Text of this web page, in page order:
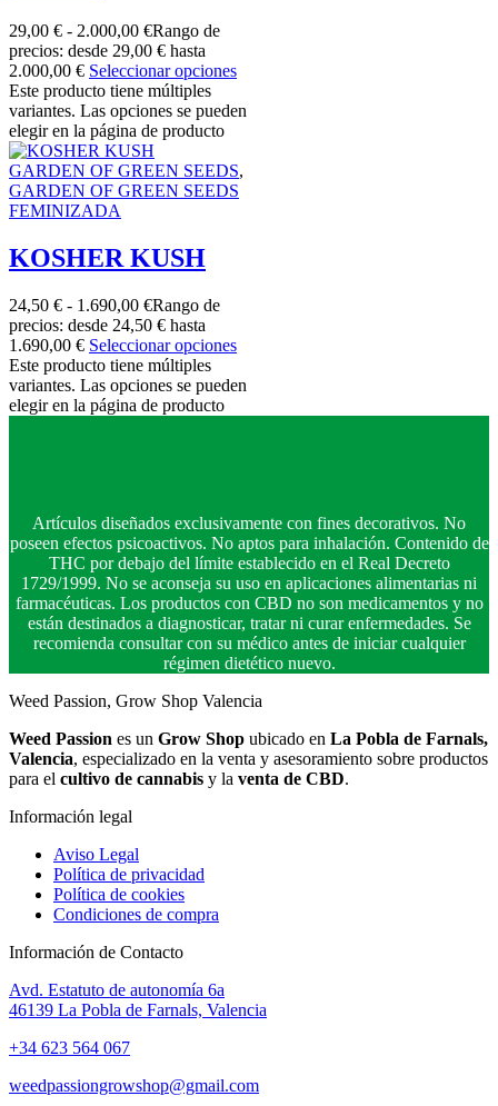
29,00 € - 2.000,00 €Rango de
precios: desde 29,00 € hasta
2.000,00 € Seleccionar opciones
Este producto tiene múltiples
variantes. Las opciones se pueden
elegir en la página de producto
GARDEN OF GREEN SEEDS,
GARDEN OF GREEN SEEDS
FEMINIZADA
KOSHER KUSH
24,50 € - 1.690,00 €Rango de
precios: desde 24,50 € hasta
1.690,00 € Seleccionar opciones
Este producto tiene múltiples
variantes. Las opciones se pueden
elegir en la página de producto
Artículos diseñados exclusivamente con fines decorativos. No
poseen efectos psicoactivos. No aptos para inhalación. Contenido de
THC por debajo del límite establecido en el Real Decreto
1729/1999. No se aconseja su uso en aplicaciones alimentarias ni
farmacéuticas. Los productos con CBD no son medicamentos y no
están destinados a diagnosticar, tratar ni curar enfermedades. Se
recomienda consultar con su médico antes de iniciar cualquier
régimen dietético nuevo.
Weed Passion, Grow Shop Valencia
Weed Passion es un Grow Shop ubicado en La Pobla de Farnals,
Valencia, especializado en la venta y asesoramiento sobre productos
para el cultivo de cannabis y la venta de CBD.
Información legal
Aviso Legal
Política de privacidad
Política de cookies
Condiciones de compra
Información de Contacto
Avd. Estatuto de autonomía 6a
46139 La Pobla de Farnals, Valencia
+34 623 564 067
weedpassiongrowshop@gmail.com